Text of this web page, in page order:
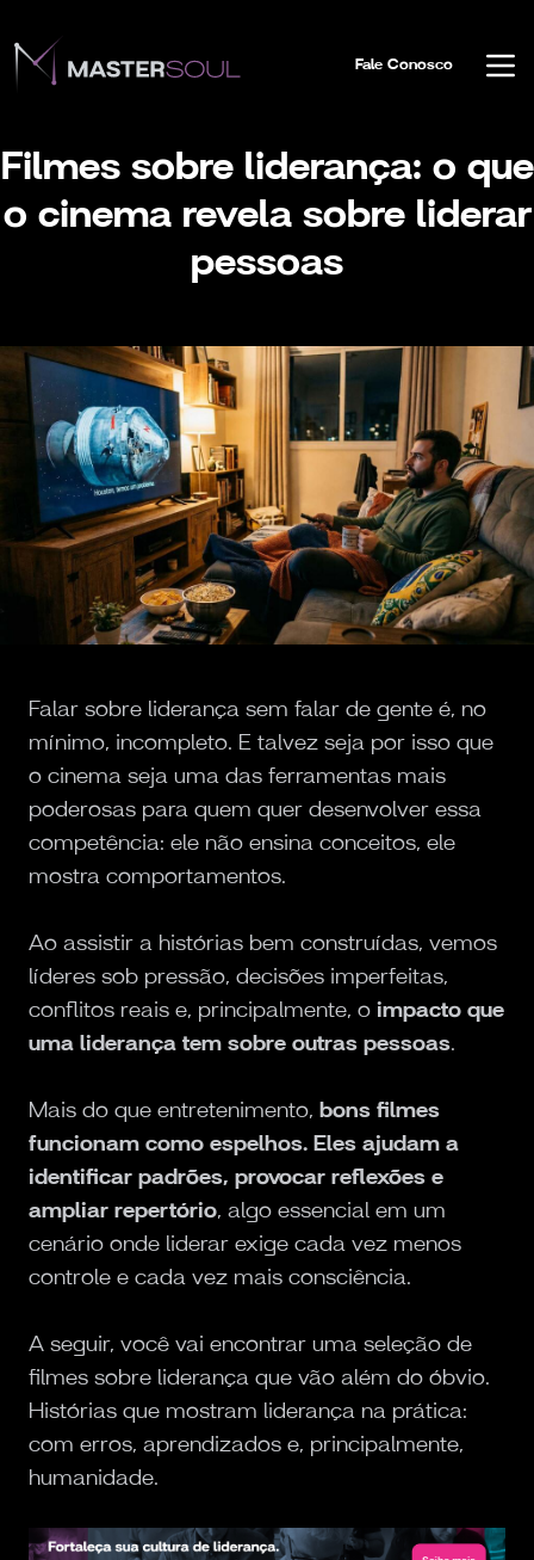
Fale Conosco
Filmes sobre liderança: o que
o cinema revela sobre liderar
pessoas
Falar sobre liderança sem falar de gente é, no
mínimo, incompleto. E talvez seja por isso que
o cinema seja uma das ferramentas mais
poderosas para quem quer desenvolver essa
competência: ele não ensina conceitos, ele
mostra comportamentos.
Ao assistir a histórias bem construídas, vemos
líderes sob pressão, decisões imperfeitas,
conflitos reais e, principalmente, o impacto que
uma liderança tem sobre outras pessoas.
Mais do que entretenimento, bons filmes
funcionam como espelhos. Eles ajudam a
identificar padrões, provocar reflexões e
ampliar repertório, algo essencial em um
cenário onde liderar exige cada vez menos
controle e cada vez mais consciência.
A seguir, você vai encontrar uma seleção de
filmes sobre liderança que vão além do óbvio.
Histórias que mostram liderança na prática:
com erros, aprendizados e, principalmente,
humanidade.